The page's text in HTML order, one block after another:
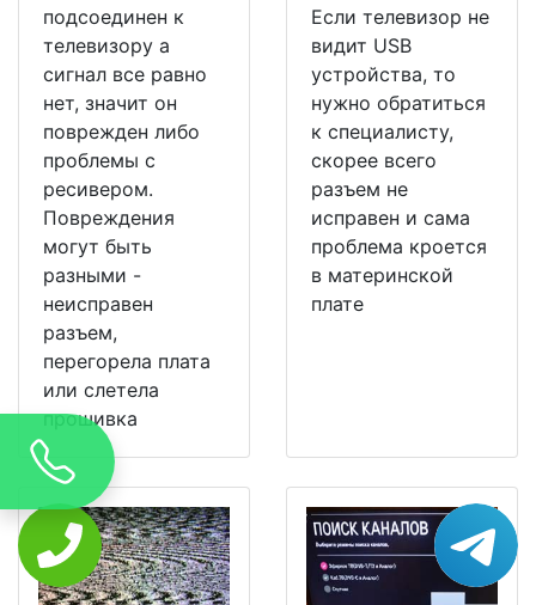
подсоединен к
телевизору а
сигнал все равно
нет, значит он
поврежден либо
проблемы с
ресивером.
Повреждения
могут быть
разными -
неисправен
разъем,
перегорела плата
или слетела
прошивка
Если телевизор не
видит USB
устройства, то
нужно обратиться
к специалисту,
скорее всего
разъем не
исправен и сама
проблема кроется
в материнской
плате